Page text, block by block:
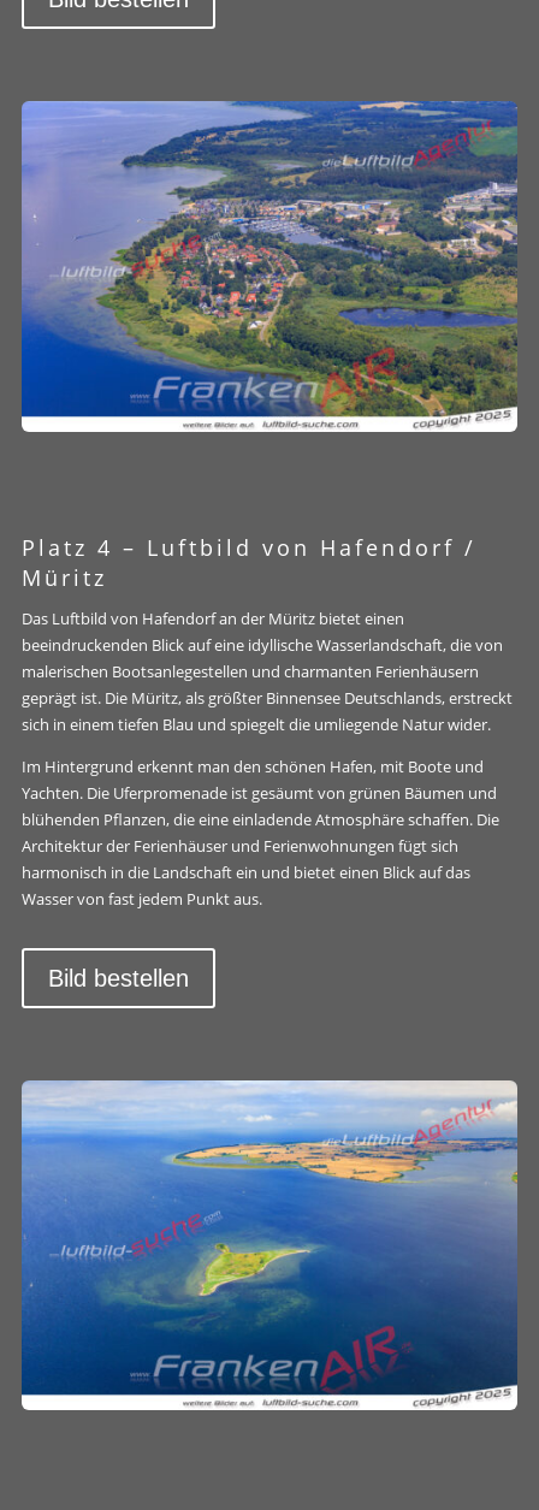
Platz 4 – Luftbild von Hafendorf /
Müritz
Das Luftbild von Hafendorf an der Müritz bietet einen
beeindruckenden Blick auf eine idyllische Wasserlandschaft, die von
malerischen Bootsanlegestellen und charmanten Ferienhäusern
geprägt ist. Die Müritz, als größter Binnensee Deutschlands, erstreckt
sich in einem tiefen Blau und spiegelt die umliegende Natur wider.
Im Hintergrund erkennt man den schönen Hafen, mit Boote und
Yachten. Die Uferpromenade ist gesäumt von grünen Bäumen und
blühenden Pflanzen, die eine einladende Atmosphäre schaffen. Die
Architektur der Ferienhäuser und Ferienwohnungen fügt sich
harmonisch in die Landschaft ein und bietet einen Blick auf das
Wasser von fast jedem Punkt aus.
Bild bestellen